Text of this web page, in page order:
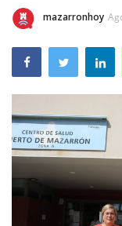
Mazarrón Hoy
Entrevistas
Reportajes
Empresas
Mapa de Mazarrón
mazarronhoy